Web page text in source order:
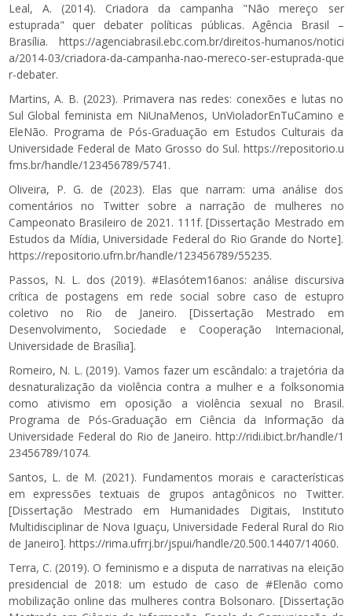
Leal, A. (2014). Criadora da campanha "Não mereço ser
estuprada" quer debater políticas públicas. Agência Brasil –
Brasília. https://agenciabrasil.ebc.com.br/direitos-humanos/notici
a/2014-03/criadora-da-campanha-nao-mereco-ser-estuprada-que
r-debater.
Martins, A. B. (2023). Primavera nas redes: conexões e lutas no
Sul Global feminista em NiUnaMenos, UnVioladorEnTuCamino e
EleNão. Programa de Pós-Graduação em Estudos Culturais da
Universidade Federal de Mato Grosso do Sul. https://repositorio.u
fms.br/handle/123456789/5741 .
Oliveira, P. G. de (2023). Elas que narram: uma análise dos
comentários no Twitter sobre a narração de mulheres no
Campeonato Brasileiro de 2021. 111f. [Dissertação Mestrado em
Estudos da Mídia, Universidade Federal do Rio Grande do Norte].
https://repositorio.ufrn.br/handle/123456789/55235.
Passos, N. L. dos (2019). #Elasótem16anos: análise discursiva
crítica de postagens em rede social sobre caso de estupro
coletivo no Rio de Janeiro. [Dissertação Mestrado em
Desenvolvimento, Sociedade e Cooperação Internacional,
Universidade de Brasília].
Romeiro, N. L. (2019). Vamos fazer um escândalo: a trajetória da
desnaturalização da violência contra a mulher e a folksonomia
como ativismo em oposição a violência sexual no Brasil.
Programa de Pós-Graduação em Ciência da Informação da
Universidade Federal do Rio de Janeiro. http://ridi.ibict.br/handle/1
23456789/1074.
Santos, L. de M. (2021). Fundamentos morais e características
em expressões textuais de grupos antagônicos no Twitter.
[Dissertação Mestrado em Humanidades Digitais, Instituto
Multidisciplinar de Nova Iguaçu, Universidade Federal Rural do Rio
de Janeiro]. https://rima.ufrrj.br/jspui/handle/20.500.14407/14060.
Terra, C. (2019). O feminismo e a disputa de narrativas na eleição
presidencial de 2018: um estudo de caso de #Elenão como
mobilização online das mulheres contra Bolsonaro. [Dissertação